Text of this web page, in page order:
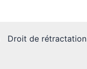
Droit de rétractation